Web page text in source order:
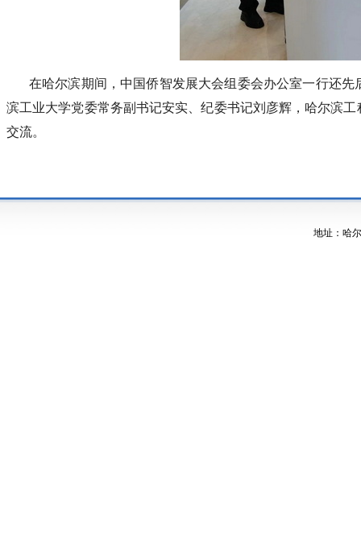
在哈尔滨期间，中国侨智发展大会组委会办公室一行还
滨工业大学党委常务副书记安实、纪委书记刘彦辉，哈尔滨
交流。
地址：哈